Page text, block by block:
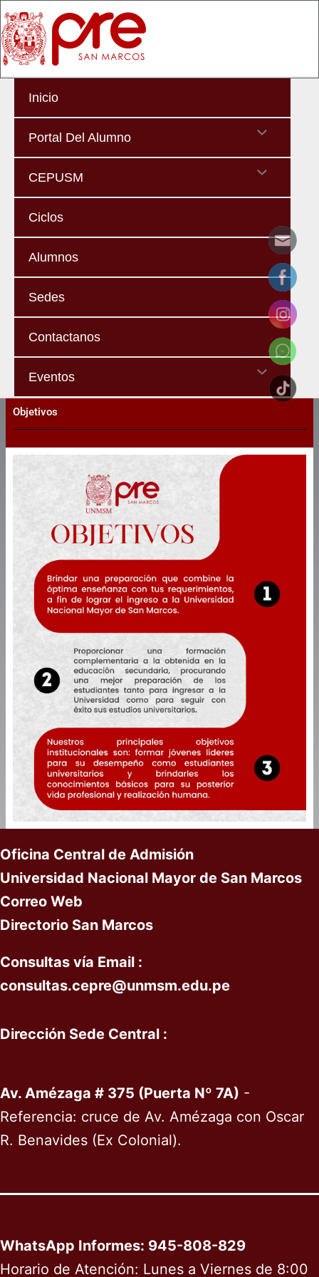
to
content
Inicio
Portal Del Alumno Menu
CEPUSM Menu
Ciclos
Alumnos
Sedes
Contactanos
Eventos Menu
Toggle
Objetivos
Oficina Central de Admisión
Universidad Nacional Mayor de San Marcos
Correo Web
Directorio San Marcos
Consultas vía Email :
consultas.cepre@unmsm.edu.pe
Dirección Sede Central :
Av. Amézaga # 375 (Puerta Nº 7A) -
Referencia: cruce de Av. Amézaga con Oscar
R. Benavides (Ex Colonial).
WhatsApp Informes: 945-808-829
Horario de Atención: Lunes a Viernes de 8:00